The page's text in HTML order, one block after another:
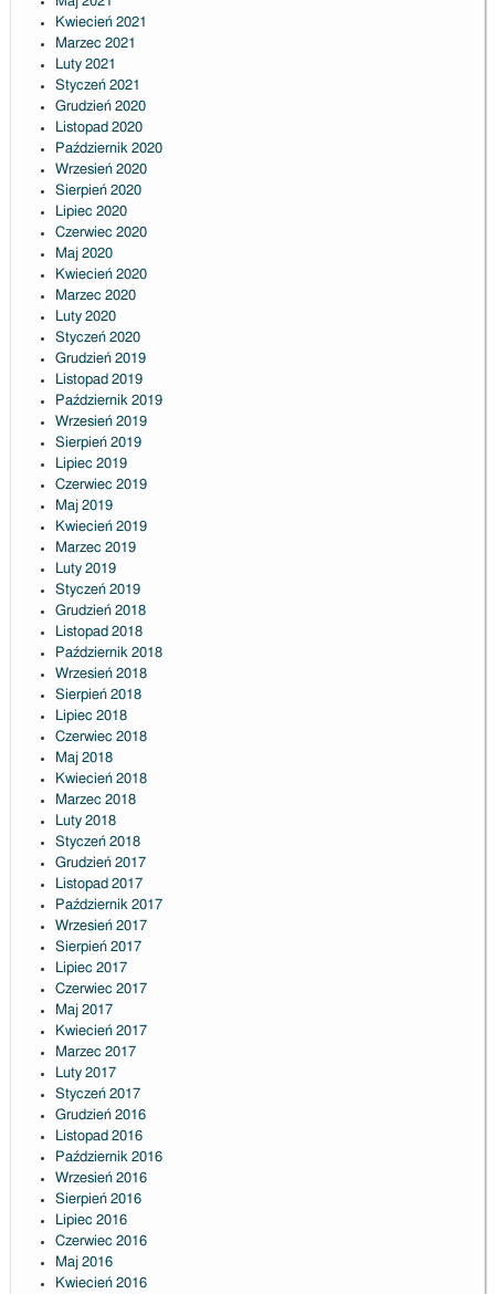
Kwiecień 2021
Marzec 2021
Luty 2021
Styczeń 2021
Grudzień 2020
Listopad 2020
Październik 2020
Wrzesień 2020
Sierpień 2020
Lipiec 2020
Czerwiec 2020
Maj 2020
Kwiecień 2020
Marzec 2020
Luty 2020
Styczeń 2020
Grudzień 2019
Listopad 2019
Październik 2019
Wrzesień 2019
Sierpień 2019
Lipiec 2019
Czerwiec 2019
Maj 2019
Kwiecień 2019
Marzec 2019
Luty 2019
Styczeń 2019
Grudzień 2018
Listopad 2018
Październik 2018
Wrzesień 2018
Sierpień 2018
Lipiec 2018
Czerwiec 2018
Maj 2018
Kwiecień 2018
Marzec 2018
Luty 2018
Styczeń 2018
Grudzień 2017
Listopad 2017
Październik 2017
Wrzesień 2017
Sierpień 2017
Lipiec 2017
Czerwiec 2017
Maj 2017
Kwiecień 2017
Marzec 2017
Luty 2017
Styczeń 2017
Grudzień 2016
Listopad 2016
Październik 2016
Wrzesień 2016
Sierpień 2016
Lipiec 2016
Czerwiec 2016
Maj 2016
Kwiecień 2016